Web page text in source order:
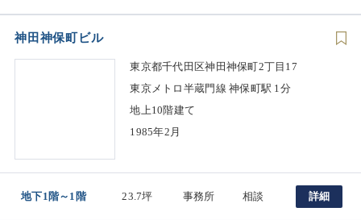
神田神保町ビル
東京都千代田区神田神保町2丁目17
東京メトロ半蔵門線 神保町駅 1分
地上10階建て
1985年2月
地下1階～1階 23.7坪 事務所 相談 詳細